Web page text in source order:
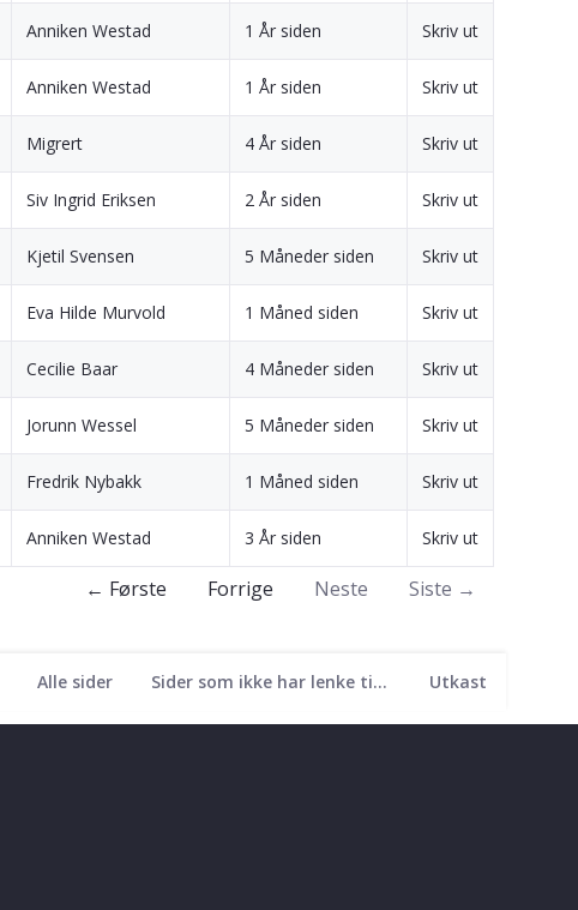
Alle sider Sider som ikke har lenke til seg Utkast
Anniken Westad 1 År siden Skriv ut
Anniken Westad 1 År siden Skriv ut
Migrert 4 År siden Skriv ut
Siv Ingrid Eriksen 2 År siden Skriv ut
Kjetil Svensen 5 Måneder siden Skriv ut
Eva Hilde Murvold 1 Måned siden Skriv ut
Cecilie Baar 4 Måneder siden Skriv ut
Jorunn Wessel 5 Måneder siden Skriv ut
Fredrik Nybakk 1 Måned siden Skriv ut
Anniken Westad 3 År siden Skriv ut
← Første Forrige Neste Siste →